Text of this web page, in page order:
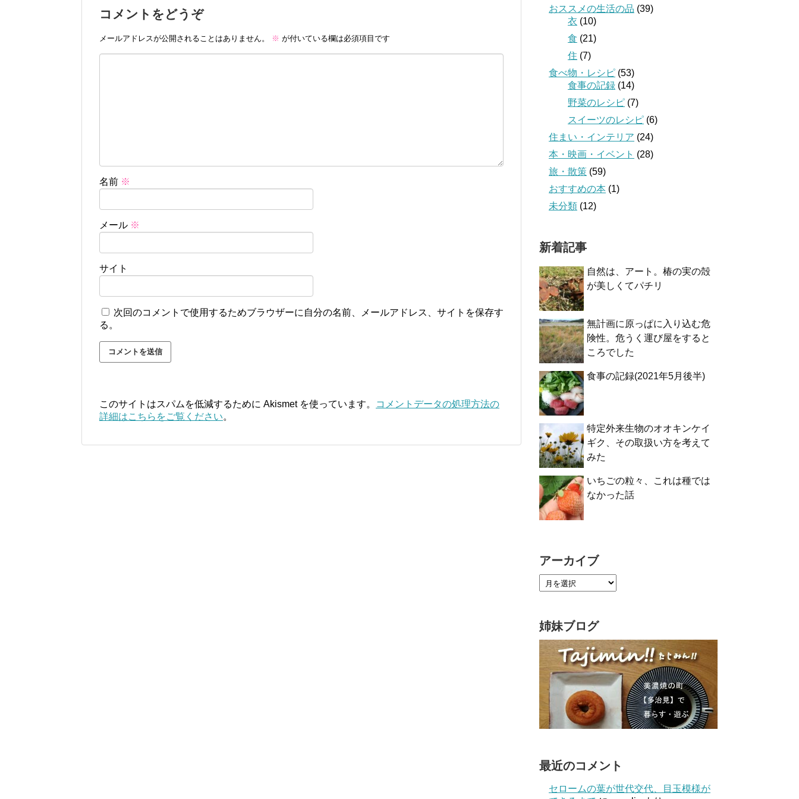
コメントをどうぞ
メールアドレスが公開されることはありません。 ※ が付いている欄は必須項目です
名前 ※
メール ※
サイト
次回のコメントで使用するためブラウザーに自分の名前、メールアドレス、サイトを保存す
る。
このサイトはスパムを低減するために Akismet を使っています。
コメントデータの処理方法の
詳細はこちらをご覧ください。
おススメの生活の品 (39)
衣 (10)
食 (21)
住 (7)
食べ物・レシピ (53)
食事の記録 (14)
野菜のレシピ (7)
スイーツのレシピ (6)
住まい・インテリア (24)
本・映画・イベント (28)
旅・散策 (59)
おすすめの本 (1)
未分類 (12)
新着記事
自然は、アート。椿の実の殻
が美しくてパチリ
無計画に原っぱに入り込む危
険性。危うく運び屋をすると
ころでした
食事の記録(2021年5月後半)
特定外来生物のオオキンケイ
ギク、その取扱い方を考えて
みた
いちごの粒々、これは種では
なかった話
アーカイブ
姉妹ブログ
最近のコメント
セロームの葉が世代交代、目玉模様が